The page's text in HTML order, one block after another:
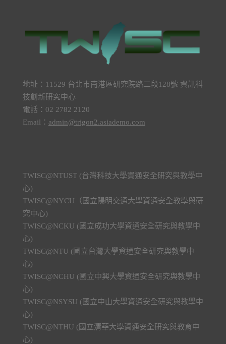
地址：11529 台北市南港區研究院路二段128號 資訊科
技創新研究中心
電話：02 2782 2120
Email： admin@trigon2.asiademo.com
TWISC@NTUST (台灣科技大學資通安全研究與教學中
心)
TWISC@NYCU（國立陽明交通大學資通安全教學與研
究中心)
TWISC@NCKU (國立成功大學資通安全研究與教學中
心)
TWISC@NTU (國立台灣大學資通安全研究與教學中
心)
TWISC@NCHU (國立中興大學資通安全研究與教學中
心)
TWISC@NSYSU (國立中山大學資通安全研究與教學中
心)
TWISC@NTHU (國立清華大學資通安全研究與教育中
心)